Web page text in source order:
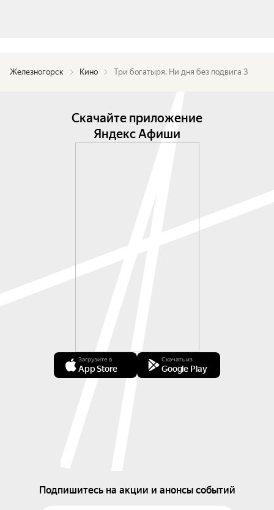
Железногорск Кино Три богатыря. Ни дня без подвига 3
Скачайте приложение
Яндекс Афиши
Загрузите в
App Store
Скачать из
Google Play
Подпишитесь на акции и анонсы событий